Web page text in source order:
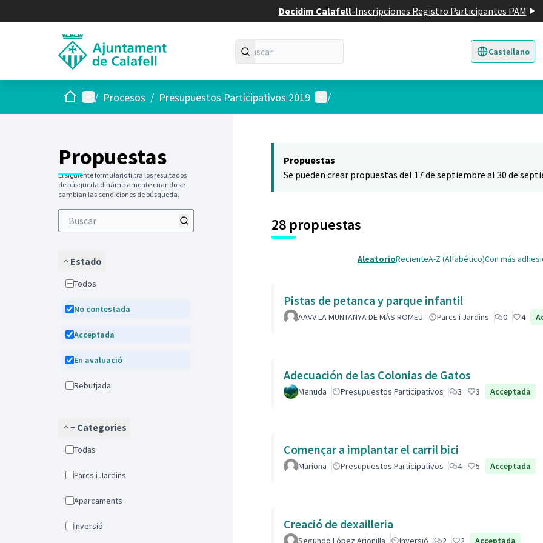
Decidim Calafell-Inscripciones Registro Participantes PAM
Castellano
Triar la llengua
InicioMenú principal
/ Procesos / Presupuestos Participativos 2019 Menú de usuario
/
Propuestas
El siguiente formulario filtra los resultados
de búsqueda dinámicamente cuando se
cambian las condiciones de búsqueda.
Estado
Todos
No contestada
Acceptada
En avaluació
Rebutjada
~ Categories
Todas
Parcs i Jardins
Aparcaments
Inversió
Propuestas
Se pueden crear propuestas del 17 de septiembre al 30 de
28 propuestas
AleatorioRecienteA-Z (Alfabético)Con más
Pistas de petanca y parque infantil
AAVV LA MUNTANYA DE MÁS ROMEU Parcs i Jardins 0 4
Adecuación de las Colonias de Gatos
Menuda Presupuestos Participativos 3 3 Acceptada
Començar a implantar el carril bici
Mariona Presupuestos Participativos 4 5 Acceptada
Creació de dexailleria
Segundo López Arjonilla Inversió 2 2 Acceptada